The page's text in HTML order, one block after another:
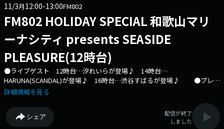
11/3月12:00-13:00FM802
FM802 HOLIDAY SPECIAL 和歌山マリ
ーナシティ presents SEASIDE
PLEASURE(12時台)
●ライブゲスト 12時台…汐れいらが登場♪ 14時台…
HARUNA(SCANDAL)が登場♪ 16時台…渋谷すばるが登場♪ ●プレゼ
ント ☆「和歌山マリーナシティ豪遊ツアー」→ ぺア 3 組 6 名の方に！
ペイドカード“手札”1万円分、 ポルトヨーロッパのスタンダードパスの
豪華セットです◎ ☆タイムリクエストにリクエストしてくれた方の中
詳細情報を見る
シェア
配信が終了
しました